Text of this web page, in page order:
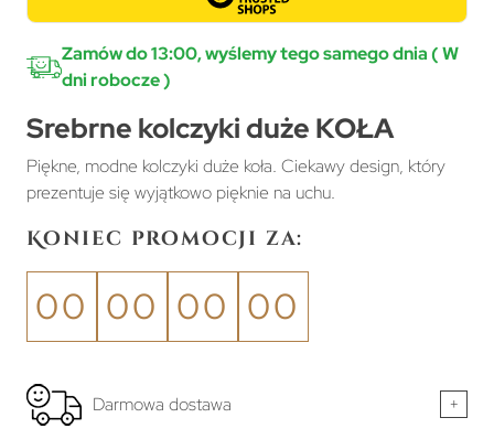
Zamów do 13:00, wyślemy tego samego dnia ( W
dni robocze )
Srebrne kolczyki duże KOŁA
Piękne, modne kolczyki duże koła. Ciekawy design, który
prezentuje się wyjątkowo pięknie na uchu.
Koniec promocji za:
00 00 00 00
Darmowa dostawa +